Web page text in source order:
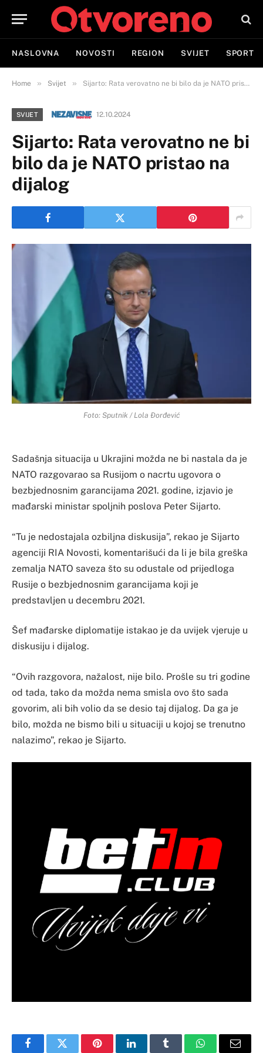
NASLOVNA NOVOSTI REGION SVIJET SPORT
Home » Svijet » Sijarto: Rata verovatno ne bi bilo da je NATO pristao na dijalog
SVIJET 12.10.2024
Sijarto: Rata verovatno ne bi
bilo da je NATO pristao na
dijalog
Foto: Sputnik / Lola Đorđević
Sadašnja situacija u Ukrajini možda ne bi nastala da je
NATO razgovarao sa Rusijom o nacrtu ugovora o
bezbjednosnim garancijama 2021. godine, izjavio je
mađarski ministar spoljnih poslova Peter Sijarto.
“Tu je nedostajala ozbiljna diskusija”, rekao je Sijarto
agenciji RIA Novosti, komentarišući da li je bila greška
zemalja NATO saveza što su odustale od prijedloga
Rusije o bezbjednosnim garancijama koji je
predstavljen u decembru 2021.
Šef mađarske diplomatije istakao je da uvijek vjeruje u
diskusiju i dijalog.
“Ovih razgovora, nažalost, nije bilo. Prošle su tri godine
od tada, tako da možda nema smisla ovo što sada
govorim, ali bih volio da se desio taj dijalog. Da ga je
bilo, možda ne bismo bili u situaciji u kojoj se trenutno
nalazimo”, rekao je Sijarto.